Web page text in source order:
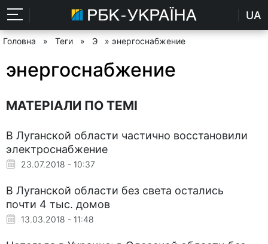
UA
Головна » Теги » Э » энергоснабжение
энергоснабжение
МАТЕРІАЛИ ПО ТЕМІ
В Луганской области частично восстановили
электроснабжение
23.07.2018 - 10:37
В Луганской области без света остались
почти 4 тыс. домов
13.03.2018 - 11:48